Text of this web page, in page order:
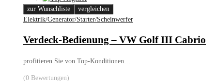
zur Wunschliste
vergleichen
Elektrik/Generator/Starter/Scheinwerfer
Verdeck-Bedienung – VW Golf III Cabrio
profitieren Sie von Top-Konditionen…
(0 Bewertungen)